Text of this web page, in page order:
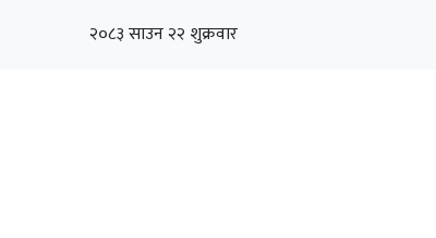
२०८३ साउन २२ शुक्रवार